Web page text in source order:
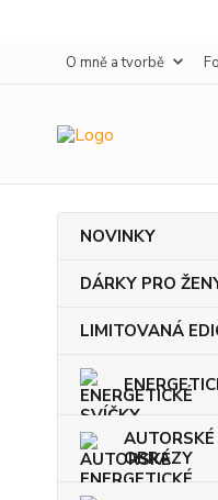
O mně a tvorbě
NOVINKY
DÁRKY PRO
LIMITOVANÁ
AUTORSKÉ
OBRAZY